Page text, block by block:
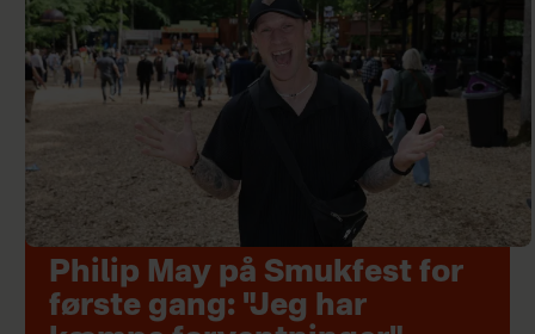
Philip May på Smukfest for
første gang: "Jeg har